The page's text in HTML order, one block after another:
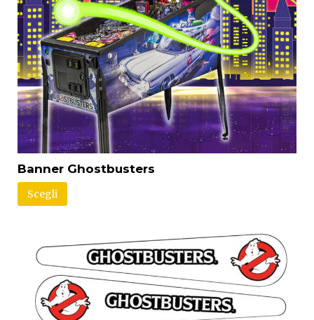
Banner Ghostbusters
Scegli